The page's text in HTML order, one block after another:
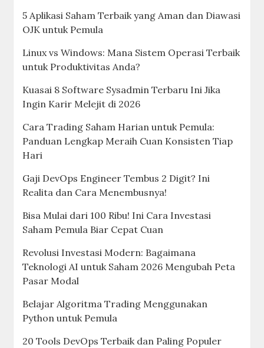
5 Aplikasi Saham Terbaik yang Aman dan Diawasi
OJK untuk Pemula
Linux vs Windows: Mana Sistem Operasi Terbaik
untuk Produktivitas Anda?
Kuasai 8 Software Sysadmin Terbaru Ini Jika
Ingin Karir Melejit di 2026
Cara Trading Saham Harian untuk Pemula:
Panduan Lengkap Meraih Cuan Konsisten Tiap
Hari
Gaji DevOps Engineer Tembus 2 Digit? Ini
Realita dan Cara Menembusnya!
Bisa Mulai dari 100 Ribu! Ini Cara Investasi
Saham Pemula Biar Cepat Cuan
Revolusi Investasi Modern: Bagaimana
Teknologi AI untuk Saham 2026 Mengubah Peta
Pasar Modal
Belajar Algoritma Trading Menggunakan
Python untuk Pemula
20 Tools DevOps Terbaik dan Paling Populer